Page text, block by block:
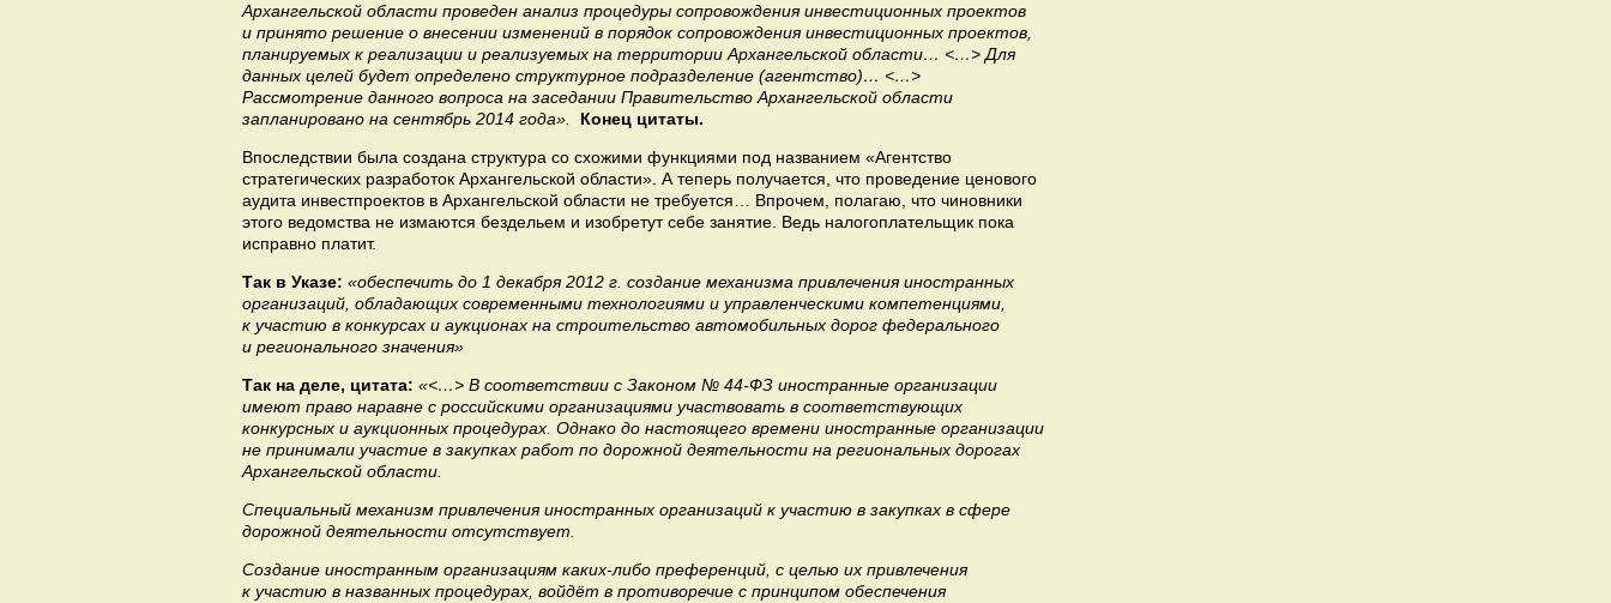
Архангельской области проведен анализ процедуры сопровождения инвестиционных проектов
и принято решение о внесении изменений в порядок сопровождения инвестиционных проектов,
планируемых к реализации и реализуемых на территории Архангельской области… <…> Для
данных целей будет определено структурное подразделение (агентство)… <…>
Рассмотрение данного вопроса на заседании Правительство Архангельской области
запланировано на сентябрь 2014 года».
Конец цитаты.
Впоследствии была создана структура со схожими функциями под названием «Агентство
стратегических разработок Архангельской области». А теперь получается, что проведение ценового
аудита инвестпроектов в Архангельской области не требуется… Впрочем, полагаю, что чиновники
этого ведомства не измаются бездельем и изобретут себе занятие. Ведь налогоплательщик пока
исправно платит.
Так в Указе: «обеспечить до 1 декабря 2012 г. создание механизма привлечения иностранных
организаций, обладающих современными технологиями и управленческими компетенциями,
к участию в конкурсах и аукционах на строительство автомобильных дорог федерального
и регионального значения»
Так на деле, цитата: «<…> В соответствии с Законом № 44‑ФЗ иностранные организации
имеют право наравне с российскими организациями участвовать в соответствующих
конкурсных и аукционных процедурах. Однако до настоящего времени иностранные организации
не принимали участие в закупках работ по дорожной деятельности на региональных дорогах
Архангельской области.
Специальный механизм привлечения иностранных организаций к участию в закупках в сфере
дорожной деятельности отсутствует.
Создание иностранным организациям каких-либо преференций, с целью их привлечения
к участию в названных процедурах, войдёт в противоречие с принципом обеспечения